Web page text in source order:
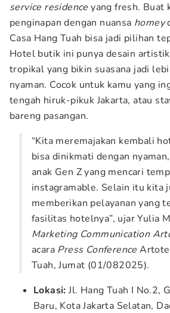
service residence yang fresh. Buat
penginapan dengan nuansa homey
Casa Hang Tuah bisa jadi pilihan
Hotel butik ini punya desain
tropikal yang bikin suasana jadi
nyaman. Cocok untuk kamu yang
tengah hiruk-pikuk Jakarta, atau
bareng pasangan.
“Kita meremajakan kembali
bisa dinikmati dengan
anak Gen Z yang mencari
instagramable. Selain itu kita
memberikan pelayanan yang
fasilitas hotelnya”, ujar Yulia
Marketing Communication
acara Press Conference
Tuah, Jumat (01/082025).
Lokasi: Jl. Hang Tuah I No.2,
Baru, Kota Jakarta Selatan,